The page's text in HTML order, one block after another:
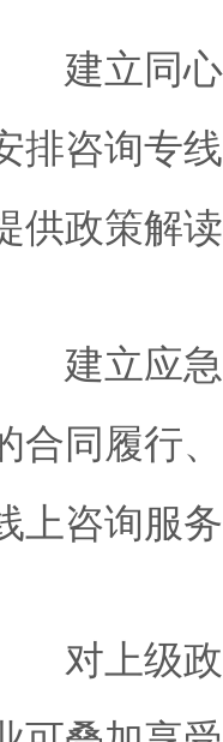
建立同心
排咨询专
供政策解
建立应急
合同履行
上咨询服
对上级政